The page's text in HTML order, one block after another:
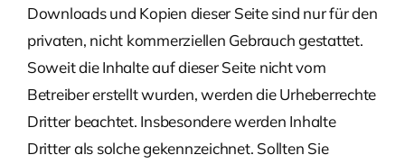
Downloads und Kopien dieser Seite sind nur für den
privaten, nicht kommerziellen Gebrauch gestattet.
Soweit die Inhalte auf dieser Seite nicht vom
Betreiber erstellt wurden, werden die Urheberrechte
Dritter beachtet. Insbesondere werden Inhalte
Dritter als solche gekennzeichnet. Sollten Sie